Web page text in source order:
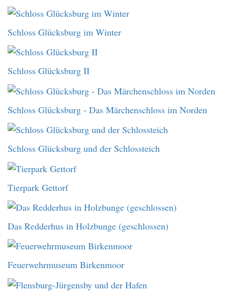
Schloss Glücksburg im Winter
Schloss Glücksburg II
Schloss Glücksburg - Das Märchenschloss im Norden
Schloss Glücksburg und der Schlossteich
Tierpark Gettorf
Das Redderhus in Holzbunge (geschlossen)
Feuerwehrmuseum Birkenmoor